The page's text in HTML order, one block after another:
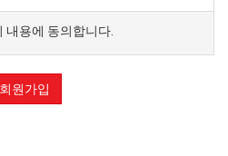
및 개정
과 상호 및 대표자 성명, 영업소
불만을 처리할 수 있는 곳의
용에 동의합니다.
회원가입